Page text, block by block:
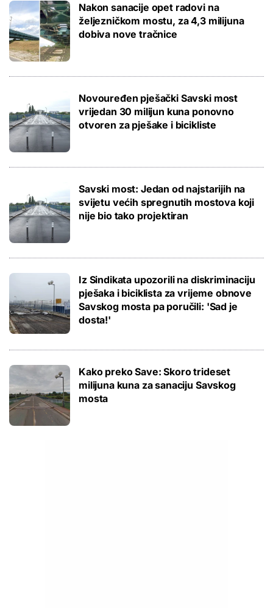
Nakon sanacije opet radovi na
željezničkom mostu, za 4,3 milijuna
dobiva nove tračnice
Novouređen pješački Savski most
vrijedan 30 milijun kuna ponovno
otvoren za pješake i bicikliste
Savski most: Jedan od najstarijih na
svijetu većih spregnutih mostova koji
nije bio tako projektiran
Iz Sindikata upozorili na diskriminaciju
pješaka i biciklista za vrijeme obnove
Savskog mosta pa poručili: 'Sad je
dosta!'
Kako preko Save: Skoro trideset
milijuna kuna za sanaciju Savskog
mosta